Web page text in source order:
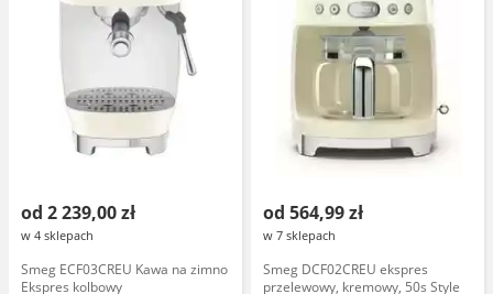
od 2 239,00 zł
w 4 sklepach
Smeg ECF03CREU Kawa na zimno
Ekspres kolbowy
od 564,99 zł
w 7 sklepach
Smeg DCF02CREU ekspres
przelewowy, kremowy, 50s Style